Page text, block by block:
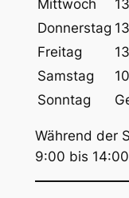
e
n
Mittwoch
Donnerstag
Freitag
Samstag
Sonntag
Während der
9:00 bis 14:00